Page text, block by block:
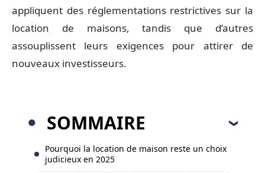
appliquent des réglementations restrictives sur la
location de maisons, tandis que d’autres
assouplissent leurs exigences pour attirer de
nouveaux investisseurs.
SOMMAIRE
Pourquoi la location de maison reste un choix
judicieux en 2025